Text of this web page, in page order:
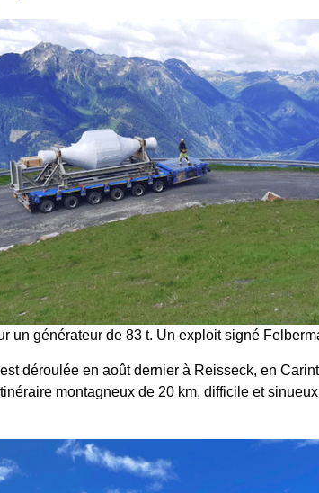
un générateur de 83 t. Un exploit signé
déroulée en août dernier à Reisseck, en
montagneux de 20 km, difficile et